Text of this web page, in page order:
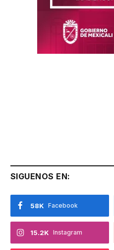
SIGUENOS EN:
Facebook
58K
Instagram
15.2K